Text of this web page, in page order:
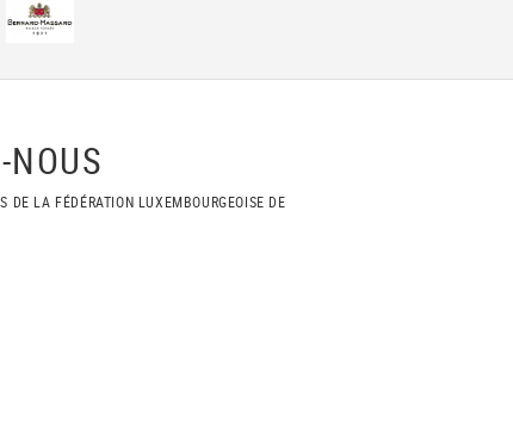
DE LA FÉDÉRATION LUXEMBOURGEOISE DE